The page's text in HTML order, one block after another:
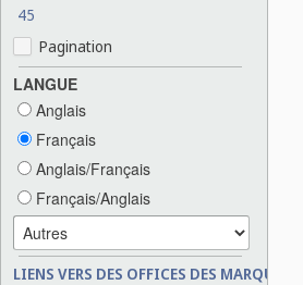
45
Pagination
LANGUE
Anglais
Français
Anglais/Français
Français/Anglais
LIENS VERS DES OFFICES DES MARQUES